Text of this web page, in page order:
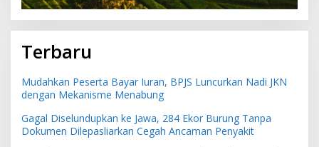
Terbaru
Mudahkan Peserta Bayar Iuran, BPJS Luncurkan Nadi JKN
dengan Mekanisme Menabung
Gagal Diselundupkan ke Jawa, 284 Ekor Burung Tanpa
Dokumen Dilepasliarkan Cegah Ancaman Penyakit